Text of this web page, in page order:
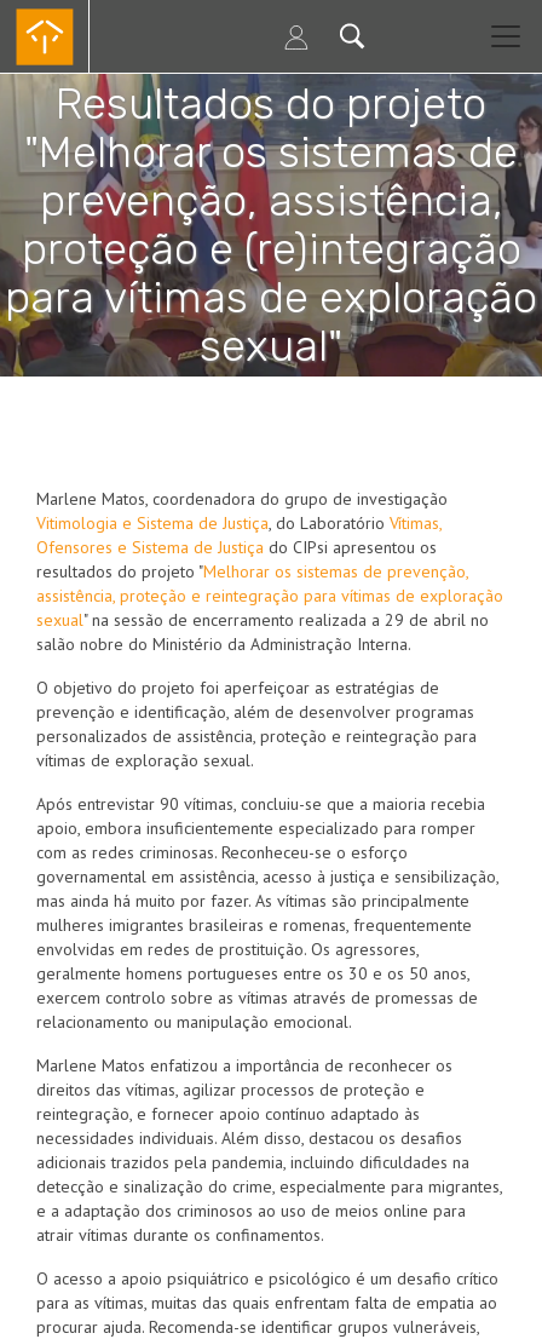
Passar
para
conteúdoResultados do projeto
"Melhorar os sistemas de
prevenção, assistência,
proteção e (re)integração
para vítimas de exploração
sexual"
Marlene Matos, coordenadora do grupo de investigação
Vitimologia e Sistema de Justiça, do Laboratório Vítimas,
Ofensores e Sistema de Justiça do CIPsi apresentou os
resultados do projeto "Melhorar os sistemas de prevenção,
assistência, proteção e reintegração para vítimas de exploração
sexual" na sessão de encerramento realizada a 29 de abril no
salão nobre do Ministério da Administração Interna.
O objetivo do projeto foi aperfeiçoar as estratégias de
prevenção e identificação, além de desenvolver programas
personalizados de assistência, proteção e reintegração para
vítimas de exploração sexual.
Após entrevistar 90 vítimas, concluiu-se que a maioria recebia
apoio, embora insuficientemente especializado para romper
com as redes criminosas. Reconheceu-se o esforço
governamental em assistência, acesso à justiça e sensibilização,
mas ainda há muito por fazer. As vítimas são principalmente
mulheres imigrantes brasileiras e romenas, frequentemente
envolvidas em redes de prostituição. Os agressores,
geralmente homens portugueses entre os 30 e os 50 anos,
exercem controlo sobre as vítimas através de promessas de
relacionamento ou manipulação emocional.
Marlene Matos enfatizou a importância de reconhecer os
direitos das vítimas, agilizar processos de proteção e
reintegração, e fornecer apoio contínuo adaptado às
necessidades individuais. Além disso, destacou os desafios
adicionais trazidos pela pandemia, incluindo dificuldades na
detecção e sinalização do crime, especialmente para migrantes,
e a adaptação dos criminosos ao uso de meios online para
atrair vítimas durante os confinamentos.
O acesso a apoio psiquiátrico e psicológico é um desafio crítico
para as vítimas, muitas das quais enfrentam falta de empatia ao
procurar ajuda. Recomenda-se identificar grupos vulneráveis,